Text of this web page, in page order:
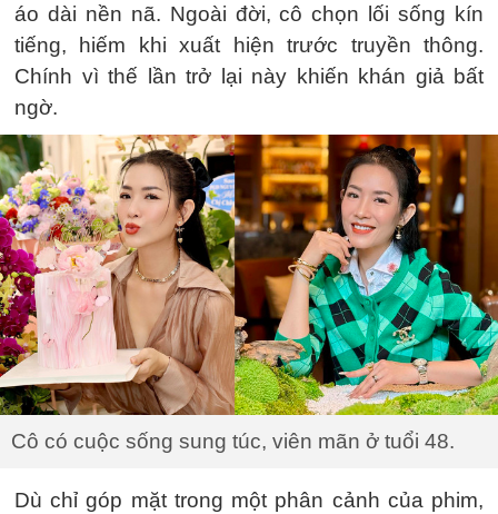
áo dài nền nã. Ngoài đời, cô chọn lối sống kín
tiếng, hiếm khi xuất hiện trước truyền thông.
Chính vì thế lần trở lại này khiến khán giả bất
ngờ.
Cô có cuộc sống sung túc, viên mãn ở tuổi 48.
Dù chỉ góp mặt trong một phân cảnh của phim,